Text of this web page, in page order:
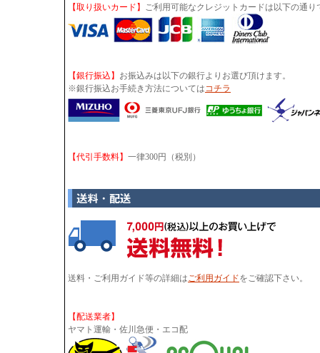
【取り扱いカード】 ご利用可能なクレジットカードは以下の通り
【銀行振込】 お振込みは以下の銀行よりお選び頂けます。
※銀行振込お手続き方法についてはコチラ
【代引手数料】 一律300円（税別）
送料・ご利用ガイド等の詳細はご利用ガイドをご確認下さい。
【配送業者】
ヤマト運輸・佐川急便・エコ配